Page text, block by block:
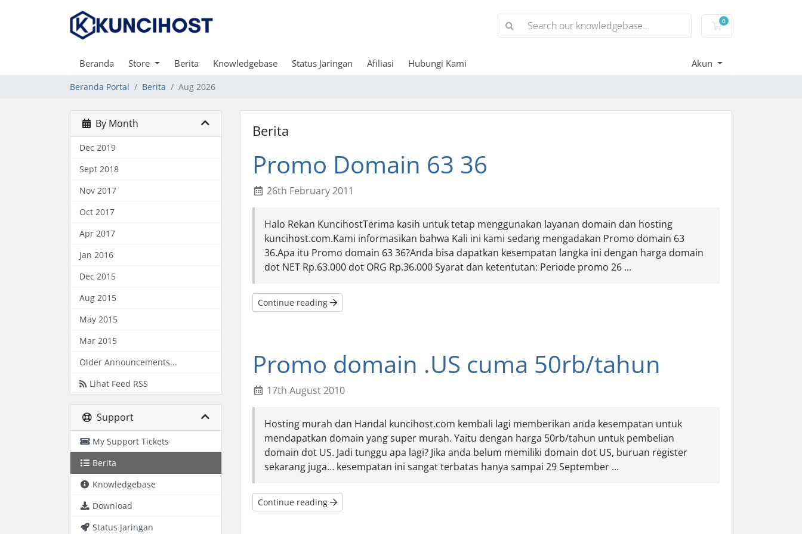
0
Keranjang Belanja
Beranda Store Berita Knowledgebase Status Jaringan Afiliasi Hubungi Kami Akun
Beranda Portal Berita Aug 2026
By Month
Dec 2019
Sept 2018
Nov 2017
Oct 2017
Apr 2017
Jan 2016
Dec 2015
Aug 2015
May 2015
Mar 2015
Older Announcements...
Lihat Feed RSS
Support
My Support Tickets
Berita
Knowledgebase
Download
Status Jaringan
Berita
Promo Domain 63 36
26th February 2011
Halo Rekan KuncihostTerima kasih untuk tetap menggunakan layanan domain dan hosting
kuncihost.com.Kami informasikan bahwa Kali ini kami sedang mengadakan Promo domain 63
36.Apa itu Promo domain 63 36?Anda bisa dapatkan kesempatan langka ini dengan harga domain
dot NET Rp.63.000 dot ORG Rp.36.000 Syarat dan ketentutan: Periode promo 26 ...
Continue reading
Promo domain .US cuma 50rb/tahun
17th August 2010
Hosting murah dan Handal kuncihost.com kembali lagi memberikan anda kesempatan untuk
mendapatkan domain yang super murah. Yaitu dengan harga 50rb/tahun untuk pembelian
domain dot US. Jadi tunggu apa lagi? Jika anda belum memiliki domain dot US, buruan register
sekarang juga… kesempatan ini sangat terbatas hanya sampai 29 September ...
Continue reading